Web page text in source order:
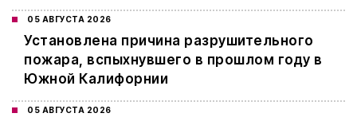
05 АВГУСТА 2026
Установлена причина разрушительного
пожара, вспыхнувшего в прошлом году в
Южной Калифорнии
05 АВГУСТА 2026